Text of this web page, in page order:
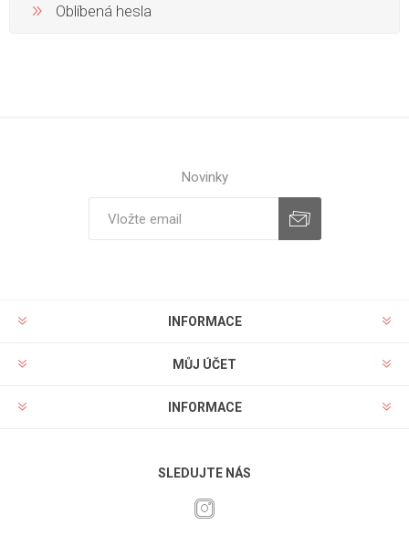
Oblíbená hesla
Novinky
INFORMACE
MŮJ ÚČET
INFORMACE
SLEDUJTE NÁS